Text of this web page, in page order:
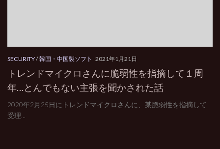
SECURITY/韓国・中国製ソフト 2021年1月21日
トレンドマイクロさんに脆弱性を指摘して１周
年…とんでもない主張を聞かされた話
2020年2月25日にトレンドマイクロさんに、某脆弱性を指摘して
受理...